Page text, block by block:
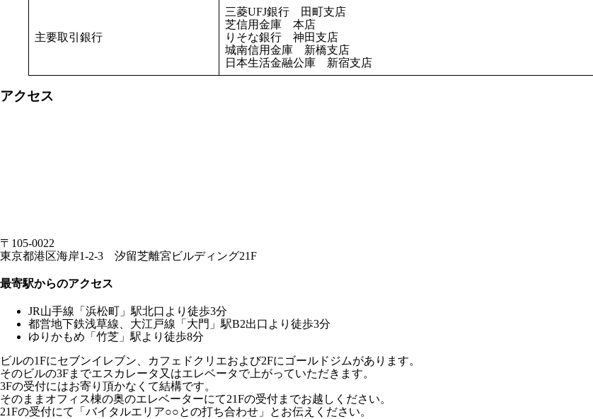
主要取引銀行
三菱UFJ銀行 田町支店
芝信用金庫 本店
りそな銀行 神田支店
城南信用金庫 新橋支店
日本生活金融公庫 新宿支店
アクセス
〒105-0022
東京都港区海岸1-2-3 汐留芝離宮ビルディング21F
最寄駅からのアクセス
JR山手線「浜松町」駅北口より徒歩3分
都営地下鉄浅草線、大江戸線「大門」駅B2出口より徒歩3分
ゆりかもめ「竹芝」駅より徒歩8分
ビルの1Fにセブンイレブン、カフェドクリエおよび2Fにゴールドジムがあります。
そのビルの3Fまでエスカレータ又はエレベータで上がっていただきます。
3Fの受付にはお寄り頂かなくて結構です。
そのままオフィス棟の奥のエレベーターにて21Fの受付までお越しください。
21Fの受付にて「バイタルエリア○○との打ち合わせ」とお伝えください。